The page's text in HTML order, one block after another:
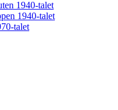
1940-talet
1940-talet
talet